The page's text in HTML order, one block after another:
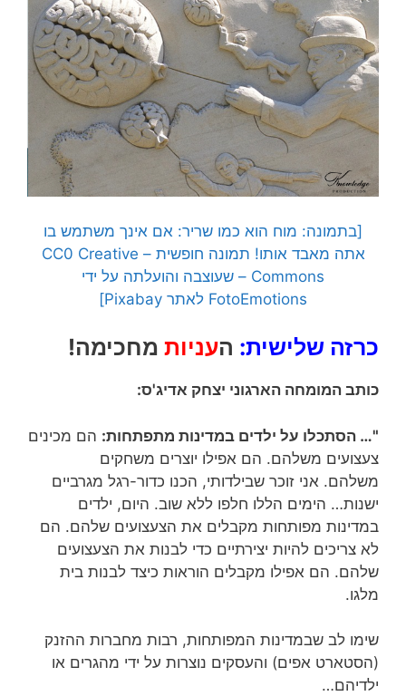
[בתמונה: מוח הוא כמו שריר: אם אינך משתמש בו
אתה מאבד אותו! תמונה חופשית – CC0 Creative
Commons – שעוצבה והועלתה על ידי
FotoEmotions לאתר Pixabay]
כרזה שלישית: העניות מחכימה!
כותב המומחה הארגוני יצחק אדיג'ס:
"… הסתכלו על ילדים במדינות מתפתחות: הם מכינים
צעצועים משלהם. הם אפילו יוצרים משחקים
משלהם. אני זוכר שבילדותי, הכנו כדור-רגל מגרביים
ישנות… הימים הללו חלפו ללא שוב. היום, ילדים
במדינות מפותחות מקבלים את הצעצועים שלהם. הם
לא צריכים להיות יצירתיים כדי לבנות את הצעצועים
שלהם. הם אפילו מקבלים הוראות כיצד לבנות בית
מלגו.
שימו לב שבמדינות המפותחות, רבות מחברות ההזנק
(הסטארט אפים) והעסקים נוצרות על ידי מהגרים או
ילדיהם…